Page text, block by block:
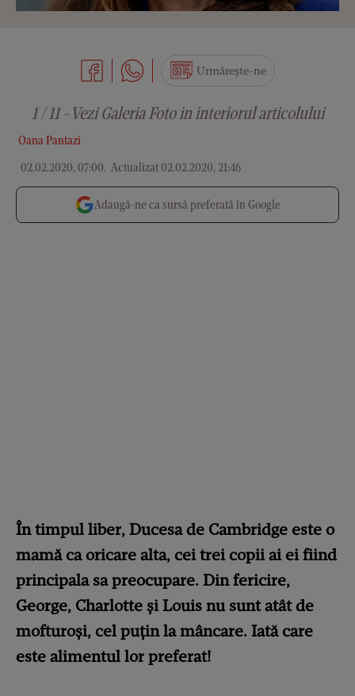
Oana Pantazi
02.02.2020, 07:00. Actualizat 02.02.2020, 21:46
Urmărește-ne
1 / 11 - Vezi Galeria Foto in interiorul articolului
Adaugă-ne ca sursă preferată în Google
În timpul liber, Ducesa de Cambridge este o
mamă ca oricare alta, cei trei copii ai ei fiind
principala sa preocupare. Din fericire,
George, Charlotte și Louis nu sunt atât de
mofturoși, cel puțin la mâncare. Iată care
este alimentul lor preferat!